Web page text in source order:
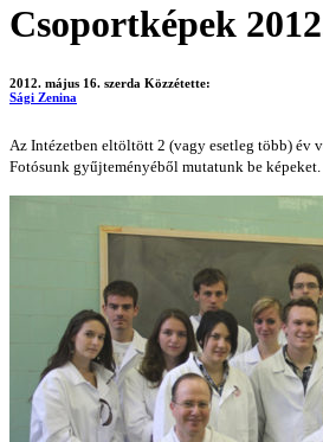
Csoportképek
2012. május 16. szerda Közzétette:
Sági Zenina
Az Intézetben eltöltött 2 (vagy esetleg több) év
Fotósunk gyűjteményéből mutatunk be képeket.